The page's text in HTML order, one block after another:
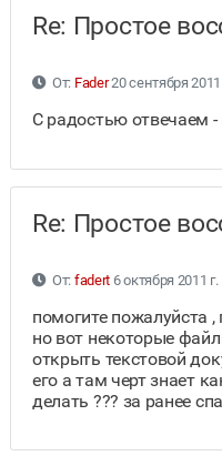
Re: Простое
От: Fader20 сентября 2011
С радостью отвечаем -
Re: Простое
От: fadert 6 октября 2011 г.
помогите пожалуйста
но вот некоторые
открыть текстовой
его а там черт знает
делать ??? за ранее